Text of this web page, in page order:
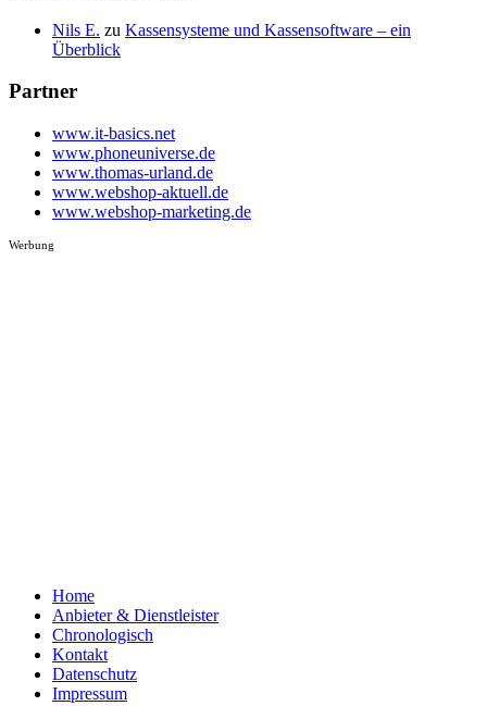
Nils E. zu Kassensysteme und Kassensoftware – ein
Überblick
Partner
www.it-basics.net
www.phoneuniverse.de
www.thomas-urland.de
www.webshop-aktuell.de
www.webshop-marketing.de
Werbung
Home
Anbieter & Dienstleister
Chronologisch
Kontakt
Datenschutz
Impressum